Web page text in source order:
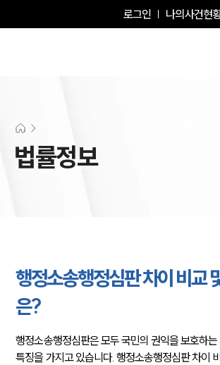
로그인 나의사건현
법률정보
행정소송행정심판 차이 비교
은?
행정소송행정심판은 모두 국민의 권익을 보호하
특징을 가지고 있습니다. 행정소송행정심판 차이